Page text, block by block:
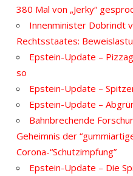
380 Mal von „Jerky“
Innenminister Dobrindt
Rechtsstaates:
Epstein-Update –
so
Epstein-Update –
Epstein-Update –
Bahnbrechende
Geheimnis der
Corona-“Schutzimpfung”
Epstein-Update – Die